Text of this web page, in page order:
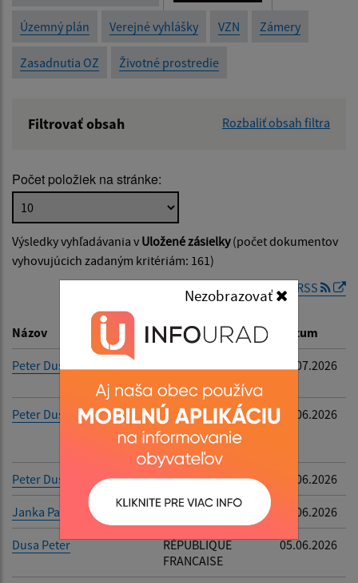
Územný plán Verejné vyhlášky VZN Zámery
Zasadnutia OZ Životné prostredie
Filtrovať obsah Rozbaliť obsah filtra
Popis:
Dátum zverejnenia od:
Dátum zverejnenia do:
Filtrovať Reset
Počet položiek na stránke:
Výsledky vyhľadávania v Uložené zásielky(počet dokumentov
vyhovujúcich zadaným kritériám: 161)
RSS
Názov Popis Dátum
Peter Dusa
RÉPUBLIQUE
FRANCAISE
10.07.2026
Peter Dusa
KD 22049367,
P.O.BOX 2450,
5000 Salzburg
19.06.2026
Peter Dusa Nemecko 17.06.2026
Janka Pauková HeyPay s.r.o., 09.06.2026
Dusa Peter
RÉPUBLIQUE
FRANCAISE
05.06.2026
Nezobrazovať